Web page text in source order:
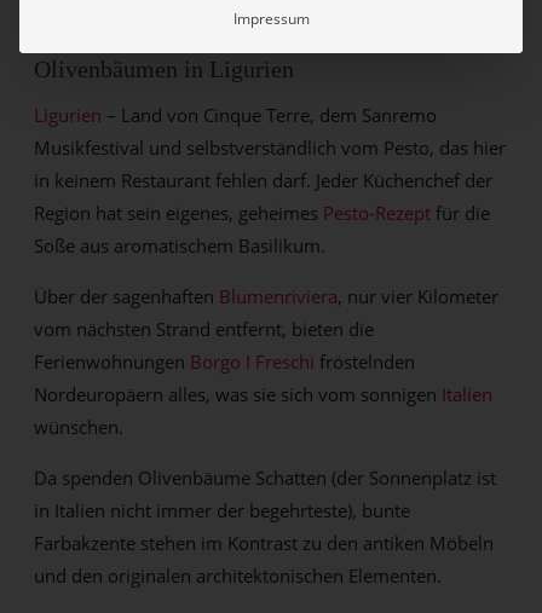
Ferienwohnungen Borgo I Freschi: unter
Olivenbäumen in Ligurien
Ligurien – Land von Cinque Terre, dem Sanremo
Musikfestival und selbstverständlich vom Pesto, das hier
in keinem Restaurant fehlen darf. Jeder Küchenchef der
Region hat sein eigenes, geheimes Pesto-Rezept für die
Soße aus aromatischem Basilikum.
Über der sagenhaften Blumenriviera, nur vier Kilometer
vom nächsten Strand entfernt, bieten die
Ferienwohnungen Borgo I Freschi fröstelnden
Nordeuropäern alles, was sie sich vom sonnigen Italien
wünschen.
Da spenden Olivenbäume Schatten (der Sonnenplatz ist
in Italien nicht immer der begehrteste), bunte
Farbakzente stehen im Kontrast zu den antiken Möbeln
und den originalen architektonischen Elementen.
Impressum